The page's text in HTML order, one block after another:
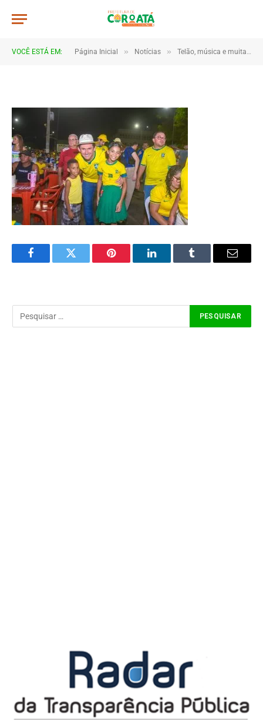
VOCÊ ESTÁ EM: Página Inicial » Notícias » Telão, música e muita torcida marcam estreia do Brasil em Coroatá
JWR_5117
FacebookTwitter Pinterest LinkedInTumblr Email